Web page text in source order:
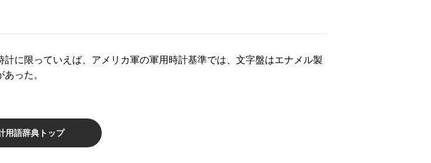
に限っていえば、アメリカ軍の軍用時計基準では、文字盤はエナメル製
った。
用語辞典トップ